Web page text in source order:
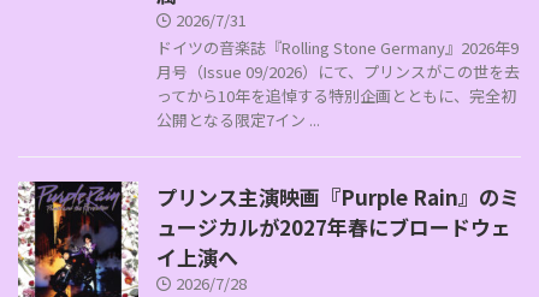
2026/7/31
ドイツの音楽誌『Rolling Stone Germany』2026年9
月号（Issue 09/2026）にて、プリンスがこの世を去
ってから10年を追悼する特別企画とともに、完全初
公開となる限定7イン ...
プリンス主演映画『Purple Rain』のミ
ュージカルが2027年春にブロードウェ
イ上演へ
2026/7/28